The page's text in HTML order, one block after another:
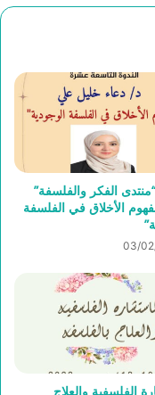
الفكر والفلسفة”
الأخلاق في الفلسفة
03/
الفلسفية والعلاج